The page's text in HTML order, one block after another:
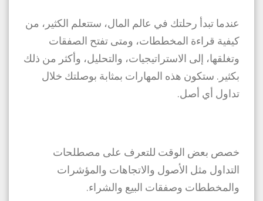
عندما تبدأ رحلتك في عالم المال، ستتعلم الكثير، من
كيفية قراءة المخططات، ومتى تفتح الصفقات
وتغلقها، إلى الاستراتيجيات، والتحليل، وأكثر من ذلك
بكثير. ستكون هذه المهارات بمثابة بوصلتك خلال
تداول أي أصل.
خصص بعض الوقت للتعرف على مصطلحات
التداول مثل الأصول والاتجاهات والمؤشرات
والمخططات وصفقات البيع والشراء.